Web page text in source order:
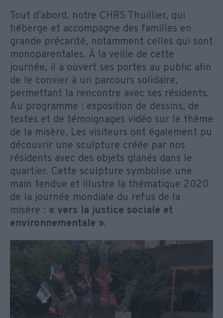
Tout d’abord, notre CHRS Thuillier, qui
héberge et accompagne des familles en
grande précarité, notamment celles qui sont
monoparentales. À la veille de cette
journée, il a ouvert ses portes au public afin
de le convier à un parcours solidaire,
permettant la rencontre avec ses résidents.
Au programme : exposition de dessins, de
textes et de témoignages vidéo sur le thème
de la misère. Les visiteurs ont également pu
découvrir une sculpture créée par nos
résidents avec des objets glanés dans le
quartier. Cette sculpture symbolise une
main tendue et illustre la thématique 2020
de la journée mondiale du refus de la
misère : « vers la justice sociale et
environnementale ».